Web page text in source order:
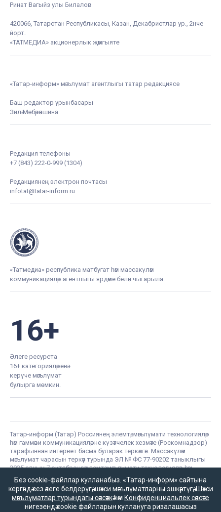
Ринат Вагыйз улы Билалов
420066, Татарстан Республикасы, Казан, Декабристлар ур., 2нче
йорт.
«ТАТМЕДИА» акционерлык җәмгыяте
«Татар-информ» мәгълүмат агентлыгы татар редакциясе
Баш редактор урынбасары
Зилә Мөбәрәкшина
Редакция телефоны
+7 (843) 222-0-999 (1304)
Редакциянең электрон почтасы
infotat@tatar-inform.ru
«Татмедиа» республика матбугат һәм массакүләм
коммуникацияләр агентлыгы ярдәме белән чыгарыла.
16+
Әлеге ресурста
16+ категорияләренә
керүче мәгълүмат
булырга мөмкин.
Татар-информ (Татар) Россиянең элемтә, мәгълүмати технологияләр
һәм гаммәви коммуникацияләрне күзәтчелек хезмәте (Роскомнадзор)
тарафыннан интернет басма буларак теркәлгән. Массакүләм
мәгълүмат чарасын теркәү турында ЭЛ № ФС 77-90202 таныклыгы
2025 елның 7 октябрендә элемтә, мәгълүмати технологияләр һәм
массакүләм коммуникацияләр өлкәсендә күзәтчелек итүче Федераль
хезмәт тарафыннан бирелгән.
«Татар-информ» Россиянең элемтә, мәгълүмати технологияләр һәм
гаммәви коммуникацияләрне күзәтчелек хезмәте (Роскомнадзор)
тарафыннан мәгълүмат агентлыгы буларак 15.09.2016 елда
Без cookie-файллар кулланабыз. «Татар-информ» сайтына
кергәндә сез әлеге белдерүгә,шәхси мәгълүматларны эшкәртүгә,Шәхси
мәгълүматлар турындагы сәясәткәһәм Конфиденциальлек сәясәте
нигезендә cookie файлларын куллануга ризалашасыз